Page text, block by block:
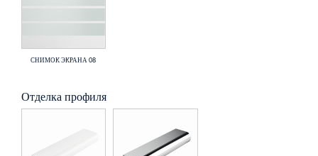
СНИМОК ЭКРАНА 08
Отделка профиля